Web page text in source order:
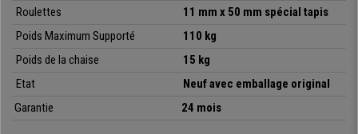
Roulettes
11 mm x 50 mm spécial tapis
Poids Maximum Supporté
110 kg
Poids de la chaise
15 kg
Etat
Neuf avec emballage original
Garantie
24 mois